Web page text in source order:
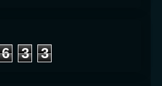
6 3 3